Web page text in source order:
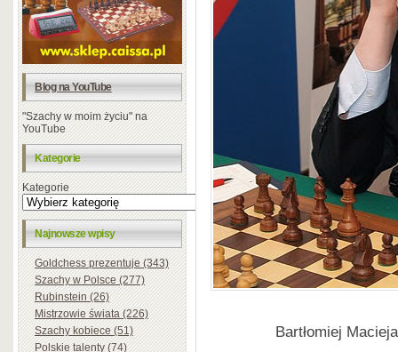
Blog na YouTube
"Szachy w moim życiu" na
YouTube
Kategorie
Kategorie
Najnowsze wpisy
Goldchess prezentuje (343)
Szachy w Polsce (277)
Rubinstein (26)
Mistrzowie świata (226)
Szachy kobiece (51)
Polskie talenty (74)
Bartłomiej